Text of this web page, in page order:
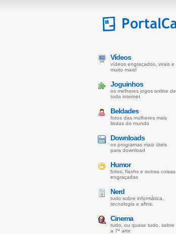
Vídeos
vídeos engraçados, virais e
muito mais!
Joguinhos
os melhores jogos online de
toda internet
Beldades
fotos das mulheres mais
lindas do mundo
Downloads
os programas mais úteis
para download
Humor
fotos, flashs e outras coisas
engraçadas
Nerd
tudo sobre informática,
tecnologia e afins.
Cinema
tudo, ou quase tudo, sobre
a 7ª arte